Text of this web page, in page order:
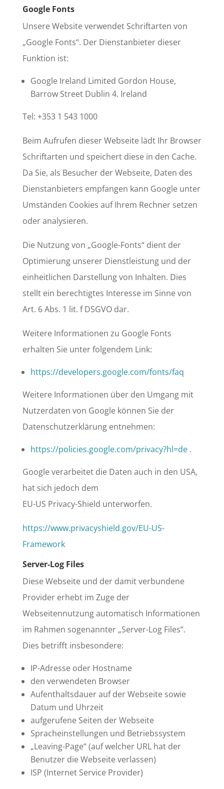
Google Fonts
Unsere Website verwendet Schriftarten von
„Google Fonts“. Der Dienstanbieter dieser
Funktion ist:
Google Ireland Limited Gordon House,
Barrow Street Dublin 4. Ireland
Tel: +353 1 543 1000
Beim Aufrufen dieser Webseite lädt Ihr Browser
Schriftarten und speichert diese in den Cache.
Da Sie, als Besucher der Webseite, Daten des
Dienstanbieters empfangen kann Google unter
Umständen Cookies auf Ihrem Rechner setzen
oder analysieren.
Die Nutzung von „Google-Fonts“ dient der
Optimierung unserer Dienstleistung und der
einheitlichen Darstellung von Inhalten. Dies
stellt ein berechtigtes Interesse im Sinne von
Art. 6 Abs. 1 lit. f DSGVO dar.
Weitere Informationen zu Google Fonts
erhalten Sie unter folgendem Link:
https://developers.google.com/fonts/faq
Weitere Informationen über den Umgang mit
Nutzerdaten von Google können Sie der
Datenschutzerklärung entnehmen:
https://policies.google.com/privacy?hl=de .
Google verarbeitet die Daten auch in den USA,
hat sich jedoch dem
EU-US Privacy-Shield unterworfen.
https://www.privacyshield.gov/EU-US-
Framework
Server-Log Files
Diese Webseite und der damit verbundene
Provider erhebt im Zuge der
Webseitennutzung automatisch Informationen
im Rahmen sogenannter „Server-Log Files“.
Dies betrifft insbesondere:
IP-Adresse oder Hostname
den verwendeten Browser
Aufenthaltsdauer auf der Webseite sowie
Datum und Uhrzeit
aufgerufene Seiten der Webseite
Spracheinstellungen und Betriebssystem
„Leaving-Page“ (auf welcher URL hat der
Benutzer die Webseite verlassen)
ISP (Internet Service Provider)